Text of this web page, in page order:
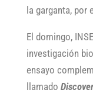
la garganta, por
El domingo,
investigación
ensayo
llamado